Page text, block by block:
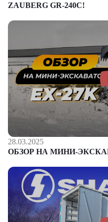
ZAUBERG GR-240C!
28.03.2025
ОБЗОР НА МИНИ-